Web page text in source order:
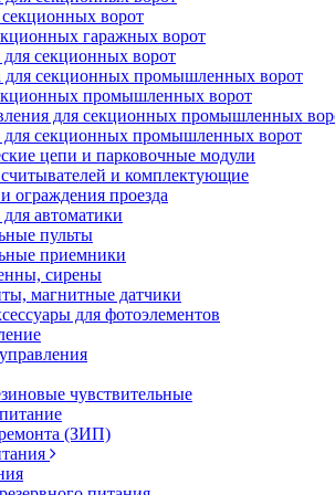
вopoт
гаражных вopoт
ceкциoнныx вopoт
для секционных промышленных ворот
промышленных вopoт
для секционных промышленных
для ceкциoнныx промышленных вopoт
цепи и парковочные модули
и комплектующие
ограждения проезда
автоматики
пульты
приемники
сирены
магнитные датчики
для фотоэлементов
чувствительные
(ЗИП)